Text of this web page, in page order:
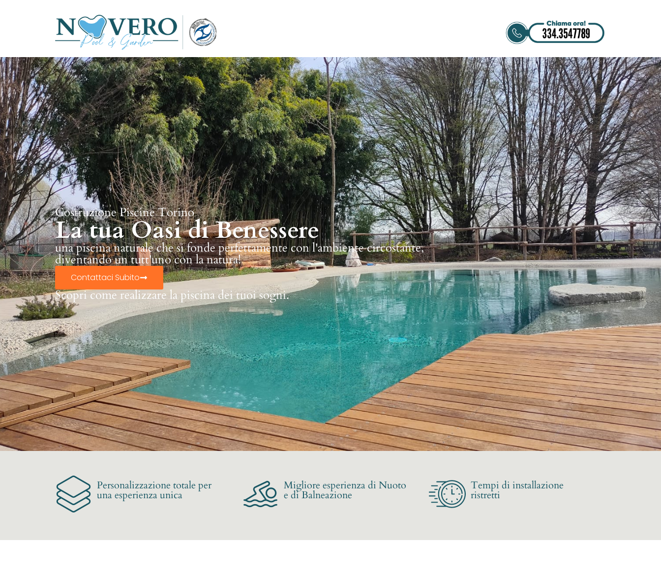
Costruzione Piscine Torino
La tua Oasi di Benessere
una piscina naturale che si fonde perfettamente con l'ambiente circostante,
diventando un tutt'uno con la natura!
Contattaci Subito
Scopri come realizzare la piscina dei tuoi sogni.
Personalizzazione totale per
una esperienza unica
Migliore esperienza di Nuoto
e di Balneazione
Tempi di installazione
ristretti